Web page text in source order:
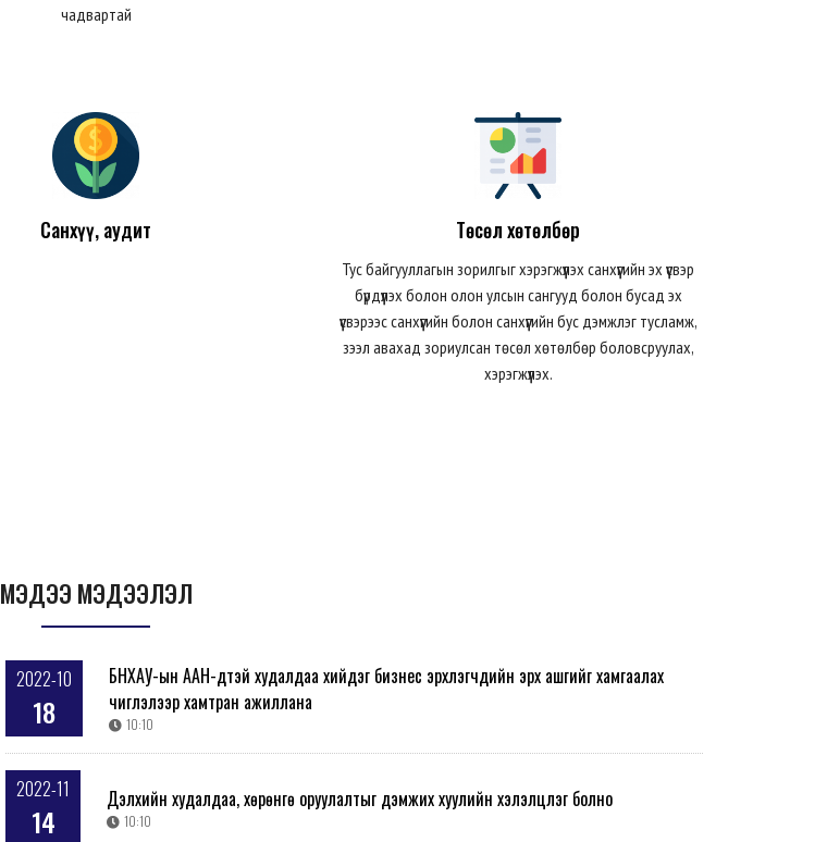
чадвартай
Санхүү, аудит Төсөл хөтөлбөр
Тус байгууллагын зорилгыг хэрэгжүүлэх санхүүгийн эх үүсвэр
бүрдүүлэх болон олон улсын сангууд болон бусад эх
үүсвэрээс санхүүгийн болон санхүүгийн бус дэмжлэг тусламж,
зээл авахад зориулсан төсөл хөтөлбөр боловсруулах,
хэрэгжүүлэх.
МЭДЭЭ МЭДЭЭЛЭЛ
2022-10
18
БНХАУ-ын ААН-үүдтэй худалдаа хийдэг бизнес эрхлэгчдийн эрх ашгийг хамгаалах
чиглэлээр хамтран ажиллана
10:10
2022-11
14
Дэлхийн худалдаа, хөрөнгө оруулалтыг дэмжих хуулийн хэлэлцүүлэг болно
10:10